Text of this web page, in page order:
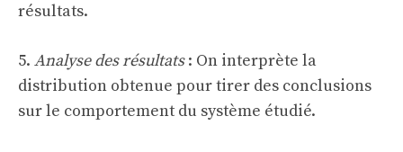
résultats.
5. Analyse des résultats: On interprète la
distribution obtenue pour tirer des conclusions
sur le comportement du système étudié.